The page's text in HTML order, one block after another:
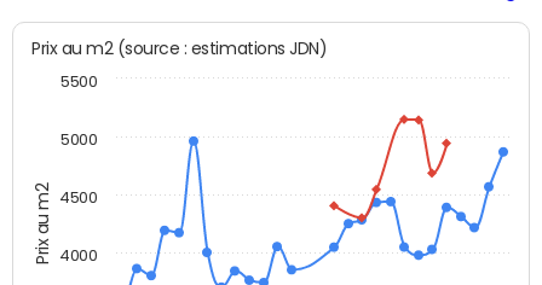
Prix au m2
Prix au m2 (source : estimations JDN)
4000
4500
5000
5500